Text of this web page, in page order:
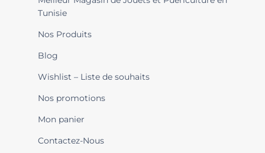
Tunisie
Nos Produits
Blog
Wishlist – Liste de souhaits
Nos promotions
Mon panier
Contactez-Nous